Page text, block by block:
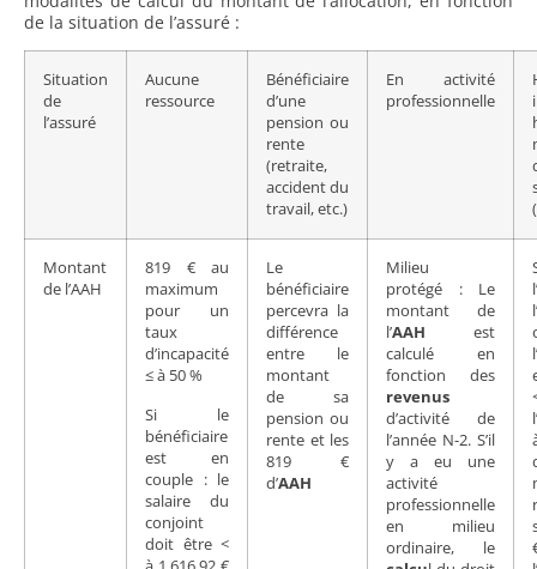
de la situation de l’assuré :
Situation
de
l’assuré
Aucune
ressource
Bénéficiaire
d’une
pension ou
rente
(retraite,
accident du
travail, etc.)
En activité
professionnelle
Montant
de l’AAH
819 € au
maximum
pour un
taux
d’incapacité
≤ à 50 %
Si le
bénéficiaire
est en
couple : le
salaire du
conjoint
doit être <
Le
bénéficiaire
percevra la
différence
entre le
montant
de sa
pension ou
rente et les
819 €
d’AAH
Milieu
protégé : Le
montant de
l’AAH est
calculé en
fonction des
revenus
d’activité de
l’année N-2. S’il
y a eu une
activité
professionnelle
en milieu
ordinaire, le